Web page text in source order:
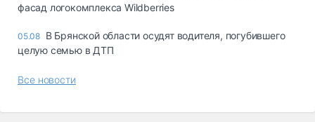
фасад логокомплекса Wildberries
05.08 В Брянской области осудят водителя, погубившего
целую семью в ДТП
Все новости